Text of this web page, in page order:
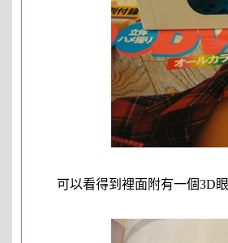
可以看得到裡面附有一個3D眼